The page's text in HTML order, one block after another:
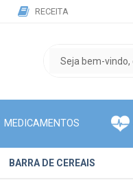
RECEITA
MEDICAMENTOS
BARRA DE CEREAIS